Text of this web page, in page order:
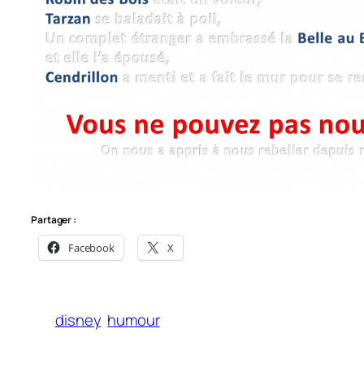
Partager :
Facebook X
disney humour